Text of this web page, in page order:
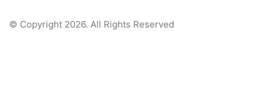
© Copyright 2026. All Rights Reserved